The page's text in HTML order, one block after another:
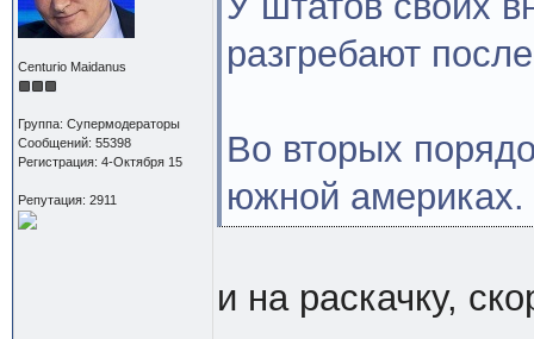
Centurio Maidanus
Группа: Супермодераторы
Сообщений: 55398
Регистрация: 4-Октября 15
Репутация: 2911
разгребают
Во вторых
южной америках.
и на раскачку,